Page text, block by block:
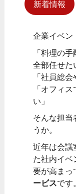
新着情報
企業イベン
「料理の
全部任せた
「社員総
「オフィ
い」
そんな担当
うか。
近年は会議
た社内イベ
要が高まっ
ービスです。